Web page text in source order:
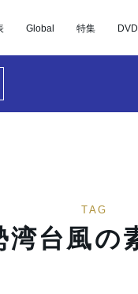
Global 特集
TAG
湾台風の